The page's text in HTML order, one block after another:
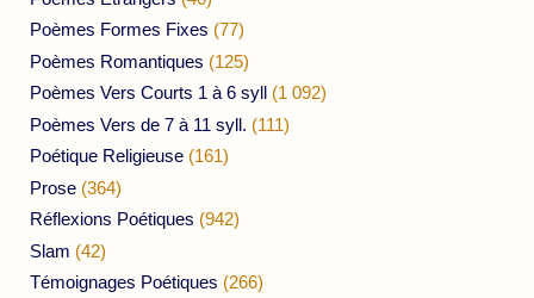
Poèmes Formes Fixes (77)
Poèmes Romantiques (125)
Poèmes Vers Courts 1 à 6 syll (1 092)
Poèmes Vers de 7 à 11 syll. (111)
Poétique Religieuse (161)
Prose (364)
Réflexions Poétiques (942)
Slam (42)
Témoignages Poétiques (266)